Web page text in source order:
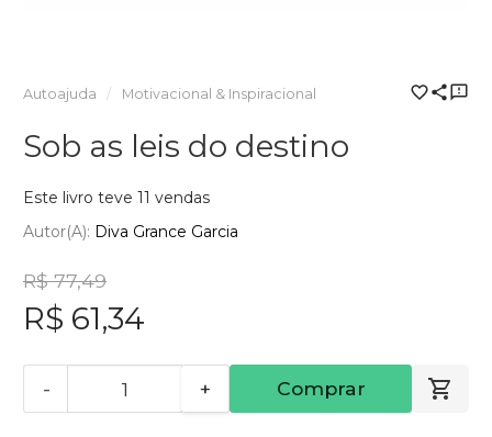
Autoajuda Motivacional & Inspiracional
Sob as leis do destino
Este livro teve 11 vendas
Autor(a): Diva Grance Garcia
R$ 77,49
R$ 61,34
- + Comprar